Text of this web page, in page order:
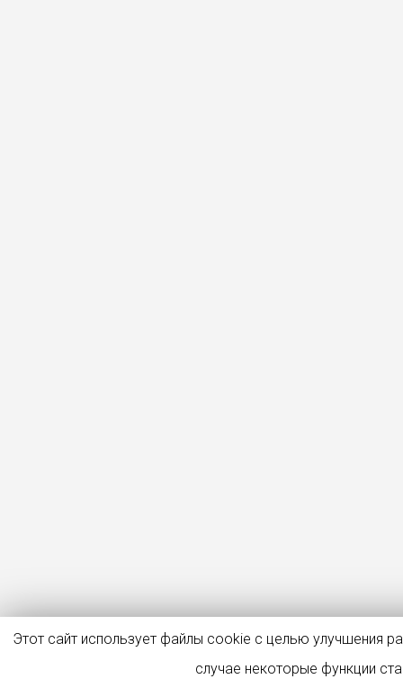
Этот сайт использует файлы cookie с целью улучшения
случае некоторые функции